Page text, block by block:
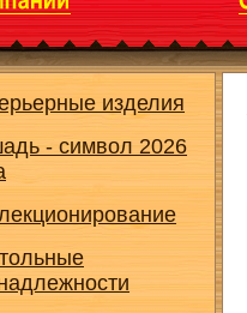
изделия
- символ 2026